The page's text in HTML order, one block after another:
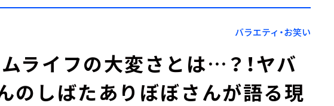
Podcast
YouTube
会社情報
バラエティ・お笑い
ライフの大変さとは…？！ヤバ
のしばたありぼぼさんが語る現